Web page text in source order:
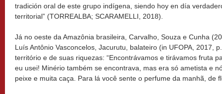
tradición oral de este grupo indígena, siendo hoy en día
territorial” (TORREALBA; SCARAMELLI, 2018).
Já no oeste da Amazônia brasileira, Carvalho, Souza e Cunha
Luís Antônio Vasconcelos, Jacurutu, balateiro (in UFOPA, 2017,
território e de suas riquezas: “Encontrávamos e tirávamos fruta
eu usei! Minério também se encontrava, mas era só ametista e
peixe e muita caça. Para lá você sente o perfume da manhã, de